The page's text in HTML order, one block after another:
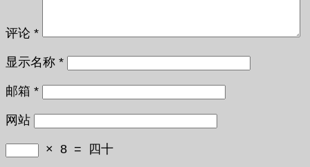
评论 *
显示名称 *
邮箱 *
网站
× 8 = 四十